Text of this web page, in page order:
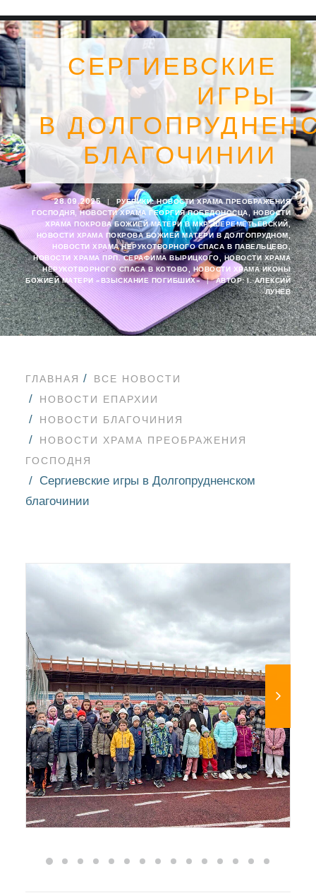
SEARCH
СЕРГИЕВСКИЕ
ИГРЫ
В
БЛАГОЧИНИИ
28.09.2025 | РУБРИКИ:НОВОСТИ ХРАМА ПРЕОБРАЖЕНИЯ
ГОСПОДНЯ ,НОВОСТИ ХРАМА ГЕОРГИЯ ПОБЕДОНОСЦА ,НОВОСТИ
ХРАМА ПОКРОВА БОЖИЕЙ МАТЕРИ В МКР. ШЕРЕМЕТЬЕВСКИЙ,
НОВОСТИ ХРАМА ПОКРОВА БОЖИЕЙ МАТЕРИ В ДОЛГОПРУДНОМ,
НОВОСТИ ХРАМА НЕРУКОТВОРНОГО СПАСА В ПАВЕЛЬЦЕВО,
НОВОСТИ ХРАМА ПРП. СЕРАФИМА ВЫРИЦКОГО
НОВОСТИ ХРАМА
НЕРУКОТВОРНОГО СПАСА В КОТОВО,НОВОСТИ ХРАМА ИКОНЫ
БОЖИЕЙ МАТЕРИ «ВЗЫСКАНИЕ ПОГИБШИХ»
| АВТОР:I. АЛЕКСИЙ
ЛУНЁВ
ГЛАВНАЯ
ВСЕ НОВОСТИ
НОВОСТИ ЕПАРХИИ
НОВОСТИ БЛАГОЧИНИЯ
НОВОСТИ ХРАМА ПРЕОБРАЖЕНИЯ
ГОСПОДНЯ
Сергиевские игры в Долгопрудненском
благочинии